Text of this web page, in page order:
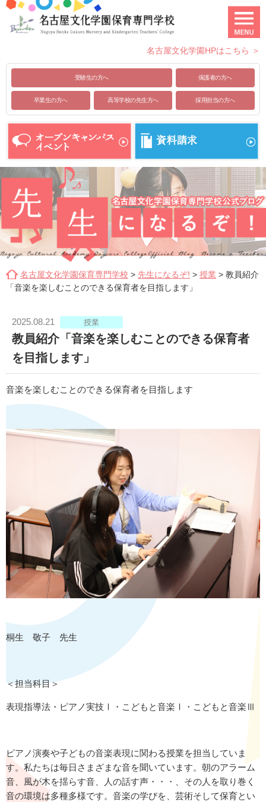
名古屋文化学園HPはこちら ＞
受験生の方へ 保護者の方へ
卒業生の方へ 高等学校の先生方へ 採用担当の方へ
名古屋文化学園保育専門学校 > 先生になるぞ! > 授業 > 教員紹介
「音楽を楽しむことのできる保育者を目指します」
2025.08.21 授業
教員紹介「音楽を楽しむことのできる保育者
を目指します」
音楽を楽しむことのできる保育者を目指します
桐生 敬子 先生
＜担当科目＞
表現指導法・ピアノ実技Ⅰ・こどもと音楽Ⅰ・こどもと音楽Ⅲ
ピアノ演奏や子どもの音楽表現に関わる授業を担当していま
す。私たちは毎日さまざまな音を聞いています。朝のアラーム
音、風が木を揺らす音、人の話す声・・・、その人を取り巻く
音の環境は多種多様です。音楽の学びを、芸術そして保育とい